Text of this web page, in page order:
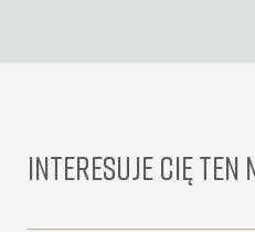
INTERESUJE CIĘ TEN